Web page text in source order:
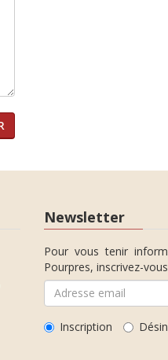
Newsletter
Pour vous tenir
Pourpres, inscrivez-
Inscription